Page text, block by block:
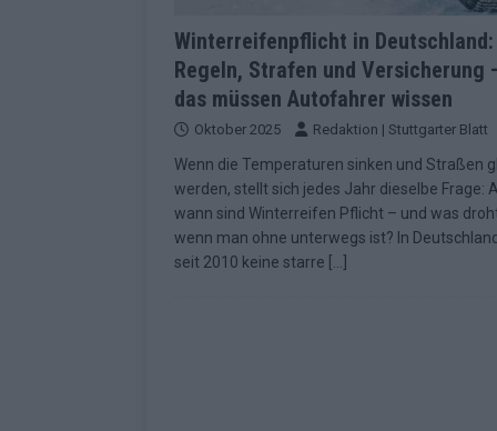
[ Mai 2026 ] Quoten vor ESC-
überrascht negativ EXTRA
[ Juni 2026 ] Neue Themenwelt,
Highlights EXTRA
[ Mai 2026 ] DARA gewinnt verdient,
Fazit zum ESC 2026
Winterreifenpflicht in Deutschland:
Regeln, Strafen und Versicherung
das müssen Autofahrer wissen
Oktober 2025 Redaktion | Stuttgarter Blatt
Wenn die Temperaturen sinken und Straßen
werden, stellt sich jedes Jahr dieselbe Frage:
wann sind Winterreifen Pflicht – und was
wenn man ohne unterwegs ist? In
seit 2010 keine starre